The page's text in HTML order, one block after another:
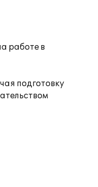
работе в
подготовку